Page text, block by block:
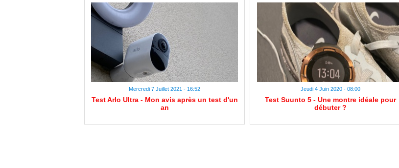
Mercredi 7 Juillet 2021 - 16:52
Test Arlo Ultra - Mon avis après un test d'un
an
Jeudi 4 Juin 2020 - 08:00
Test Suunto 5 - Une montre idéale pour
débuter ?